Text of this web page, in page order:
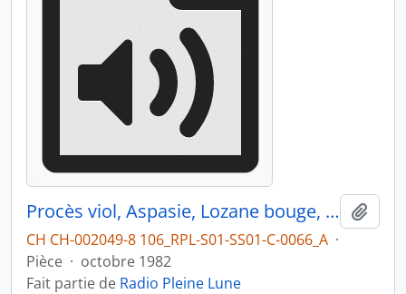
Procès viol, Aspasie, Lozane bouge, squatters, partie 1
CH CH-002049-8 106_RPL-S01-SS01-C-0066_A ·
Pièce · octobre 1982
Fait partie de Radio Pleine Lune